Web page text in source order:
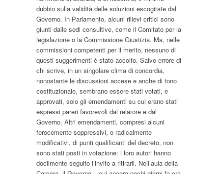
dubbio sulla validità delle soluzioni escogitate dal
Governo. In Parlamento, alcuni rilievi critici sono
giunti dalle sedi consultive, come il Comitato per la
legislazione o la Commissione Giustizia. Ma, nelle
commissioni competenti per il merito, nessuno di
questi suggerimenti è stato accolto. Salvo errore di
chi scrive, in un singolare clima di concordia,
nonostante le discussioni accese e anche di tono
costituzionale, sembrano essere stati votati, e
approvati, solo gli emendamenti su cui erano stati
espressi pareri favorevoli dal relatore e dal
Governo. Altri emendamenti, compresi alcuni
ferocemente soppressivi, o radicalmente
modificativi, di punti qualificanti del decreto, non
sono stati posti in votazione: i loro autori hanno
docilmente seguito l’invito a ritirarli. Nell’aula della